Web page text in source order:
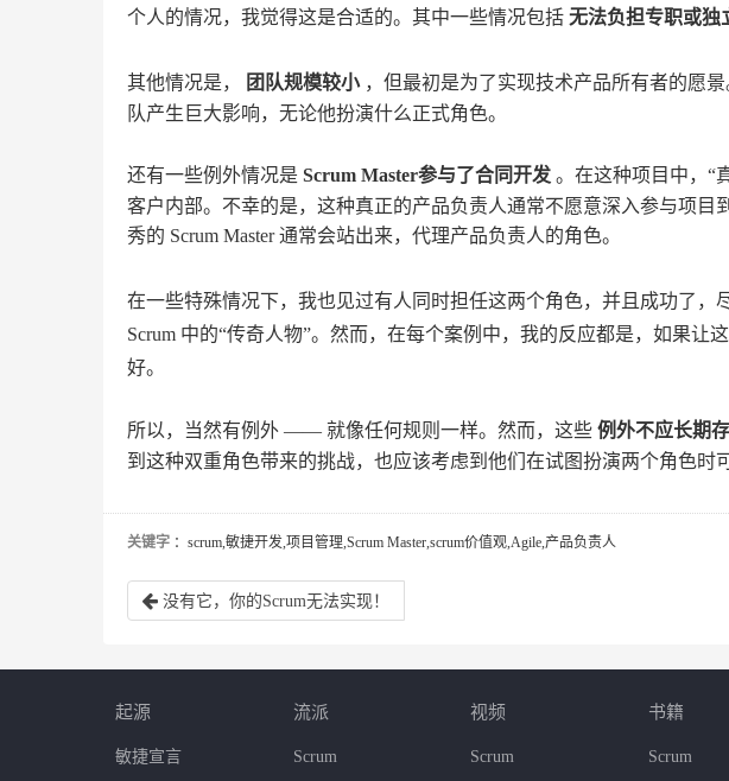
个人的情况，我觉得这是合适的。其中一些情况包括 无法负担专职或独
其他情况是， 团队规模较小 ，但最初是为了实现技术产品所有者的愿
队产生巨大影响，无论他扮演什么正式角色。
还有一些例外情况是 Scrum Master参与了合同开发 。在这种项目中，“
客户内部。不幸的是，这种真正的产品负责人通常不愿意深入参与项目
秀的 Scrum Master 通常会站出来，代理产品负责人的角色。
在一些特殊情况下，我也见过有人同时担任这两个角色，并且成功了，
Scrum 中的“传奇人物”。然而，在每个案例中，我的反应都是，如果让
好。
所以，当然有例外 —— 就像任何规则一样。然而，这些 例外不应长期
到这种双重角色带来的挑战，也应该考虑到他们在试图扮演两个角色时
关键字 ：scrum,敏捷开发,项目管理,Scrum Master,scrum价值观,Agile,产品负责人
没有它，你的Scrum无法实现！
起源
敏捷宣言
流派
Scrum
视频
Scrum
书籍
Scrum